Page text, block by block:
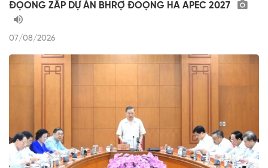
ĐỌONG ZÂP DỰ ÁN BHRỢ ĐOỌNG HA APEC 2027
07/08/2026